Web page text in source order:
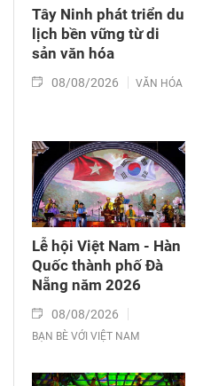
Tây Ninh phát triển du
lịch bền vững từ di
sản văn hóa
08/08/2026 VĂN HÓA
Lễ hội Việt Nam - Hàn
Quốc thành phố Đà
Nẵng năm 2026
08/08/2026
BẠN BÈ VỚI VIỆT NAM